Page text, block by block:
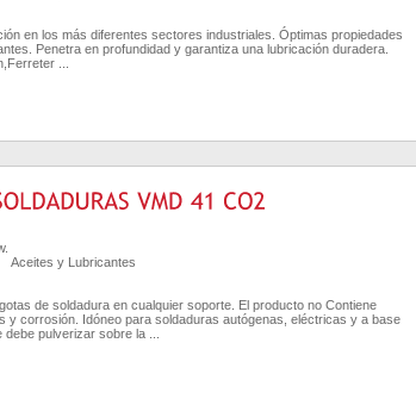
en los más diferentes sectores industriales. Óptimas propiedades
Penetra en profundidad y garantiza una lubricación duradera.
...
Aceites y Lubricantes
de soldadura en cualquier soporte. El producto no Contiene
y corrosión. Idóneo para soldaduras autógenas, eléctricas y a base
pulverizar sobre la ...